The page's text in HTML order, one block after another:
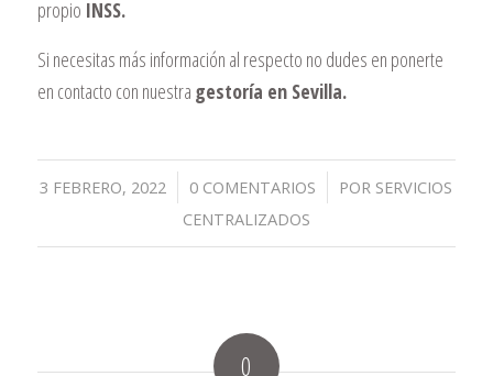
propio INSS.
Si necesitas más información al respecto no dudes en ponerte
en contacto con nuestra gestoría en Sevilla.
3 FEBRERO, 2022
/ 0 COMENTARIOS
/ POR SERVICIOS
CENTRALIZADOS
0